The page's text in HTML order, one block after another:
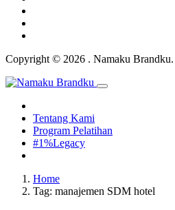
Copyright © 2026 . Namaku Brandku.
Tentang Kami
Program Pelatihan
#1%Legacy
Home
Tag: manajemen SDM hotel